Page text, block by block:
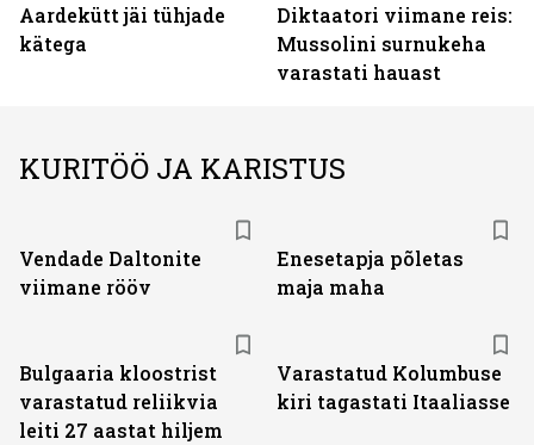
Aardekütt jäi tühjade
kätega
Diktaatori viimane reis:
Mussolini surnukeha
varastati hauast
KURITÖÖ JA KARISTUS
Vendade Daltonite
viimane rööv
Enesetapja põletas
maja maha
Bulgaaria kloostrist
varastatud reliikvia
leiti 27 aastat hiljem
Varastatud Kolumbuse
kiri tagastati Itaaliasse